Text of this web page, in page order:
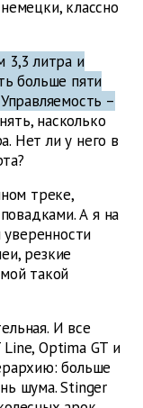
классно
3,3 литра и
больше пяти
–
насколько
Нет ли у него в
треке,
А я на
резкие
такой
И все
Optima GT и
больше
шума. Stinger